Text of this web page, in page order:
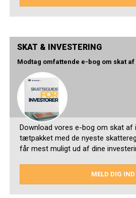
SKAT & INVESTERING
Modtag omfattende e-bog om skat
Download vores e-bog om skat af
tætpakket med de nyeste
får mest muligt ud af dine
MELD DIG IND